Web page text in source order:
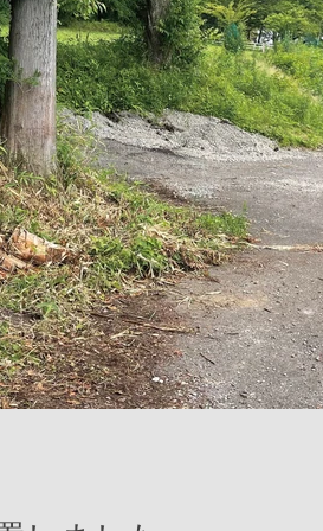
張って完成です。サイト内の
まし
オリジナル
した。
たかはら花畑キャンプ場
オリジナル
広実 遠藤
2021年12月11日
読